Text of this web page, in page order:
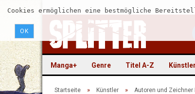
Cookies ermöglichen eine bestmögliche
OK
Manga+ Genre Titel A-Z Künstler
Startseite » Künstler » Autoren und Zeichner